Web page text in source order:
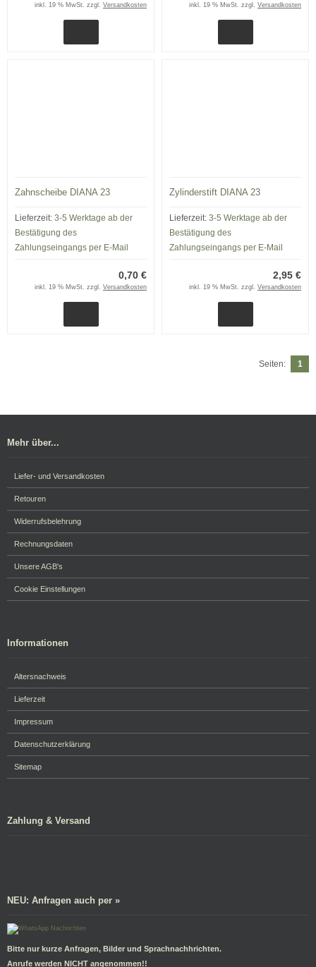
inkl. 19 % MwSt. zzgl. Versandkosten inkl. 19 % MwSt. zzgl. Versandkosten
Zahnscheibe DIANA 23
Lieferzeit: 3-5 Werktage ab der
Bestätigung des
Zahlungseingangs per E-Mail
0,70 €
inkl. 19 % MwSt. zzgl. Versandkosten
Zylinderstift DIANA 23
Lieferzeit: 3-5 Werktage ab der
Bestätigung des
Zahlungseingangs per E-Mail
2,95 €
inkl. 19 % MwSt. zzgl. Versandkosten
Seiten: 1
Mehr über...
Liefer- und Versandkosten
Retouren
Widerrufsbelehrung
Rechnungsdaten
Unsere AGB's
Cookie Einstellungen
Informationen
Altersnachweis
Lieferzeit
Impressum
Datenschutzerklärung
Sitemap
Zahlung & Versand
NEU: Anfragen auch per »
Bitte nur kurze Anfragen, Bilder und Sprachnachhrichten.
Anrufe werden NICHT angenommen!!